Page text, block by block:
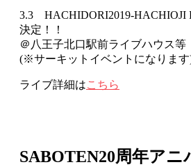
3.3 HACHIDORI2019-HACHIOJI
決定！！
＠八王子北口駅前ライブハウス等
(※サーキットイベントになりま
ライブ詳細はこちら
SABOTEN20周年アニ